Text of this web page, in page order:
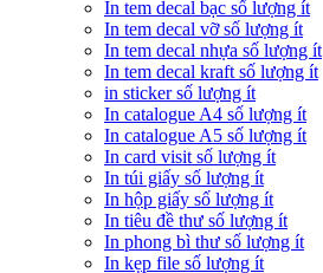
In tem decal bạc số lượng ít
In tem decal vỡ số lượng ít
In tem decal nhựa số lượng ít
In tem decal kraft số lượng ít
in sticker số lượng ít
In catalogue A4 số lượng ít
In catalogue A5 số lượng ít
In card visit số lượng ít
In túi giấy số lượng ít
In hộp giấy số lượng ít
In tiêu đề thư số lượng ít
In phong bì thư số lượng ít
In kẹp file số lượng ít